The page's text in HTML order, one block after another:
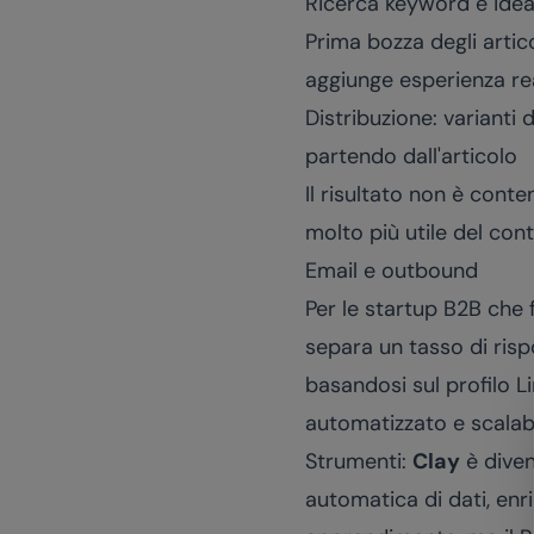
Prima bozza degli
aggiunge esperienza
Distribuzione: varianti
partendo dall'articolo
Il risultato non è
molto più utile del
Email e outbound
Per le startup B2B
separa un tasso di
basandosi sul profilo
automatizzato e
Strumenti: Clay è
automatica di dati,